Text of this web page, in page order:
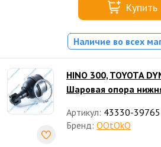
Купить
Наличие во всех
HINO 300, TOYOTA
Шаровая опора
Артикул: 43330-39765
Бренд: OOtOkO